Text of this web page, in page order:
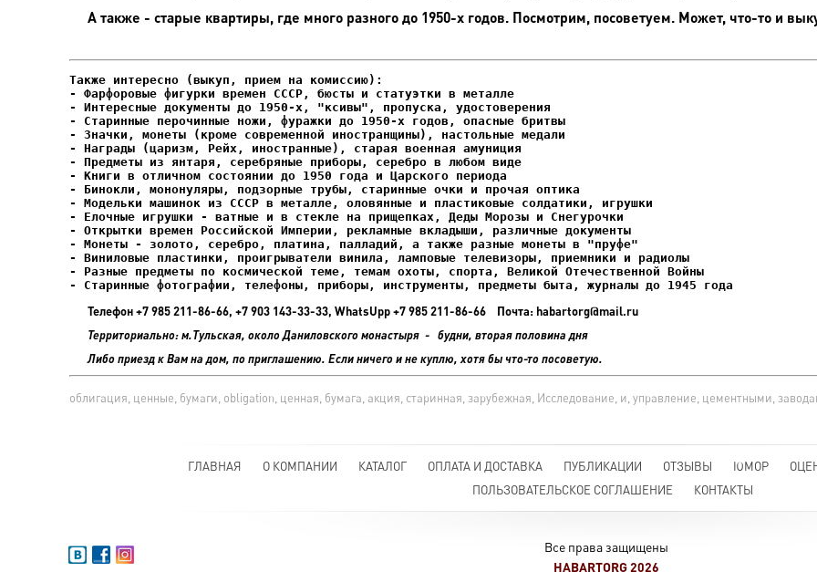
А также - старые квартиры, где много разного до 1950-х годов. Посмотрим, посоветуем. Может, что-то и
- Фарфоровые фигурки времен СССР, бюсты и статуэтки в металле
- Интересные документы до 1950-х, "ксивы", пропуска, удостоверения
- Елочные игрушки - ватные и в стекле на прищепках, Деды Морозы и Снегурочки
- Старинные фотографии, телефоны, приборы, инструменты, предметы быта, журналы до 1945 года
Телефон +7 985 211-86-66, +7 903 143-33-33, WhatsUpp +7 985 211-86-66 Почта: habartorg@mail.ru
Территориально: м.Тульская, около Даниловского монастыря - будни, вторая половина дня
Либо приезд к Вам на дом, по приглашению. Если ничего и не куплю, хотя бы что-то посоветую.
облигация, ценные, бумаги, obligation, ценная, бумага, акция, старинная, зарубежная, Исследование, и, управление, цементными,
ГЛАВНАЯ О КОМПАНИИ КАТАЛОГ ОПЛАТА И ДОСТАВКА ПУБЛИКАЦИИ ОТЗЫВЫ ЮМОР
ПОЛЬЗОВАТЕЛЬСКОЕ СОГЛАШЕНИЕ
КОНТАКТЫ
Все права защищены
HABARTORG 2026